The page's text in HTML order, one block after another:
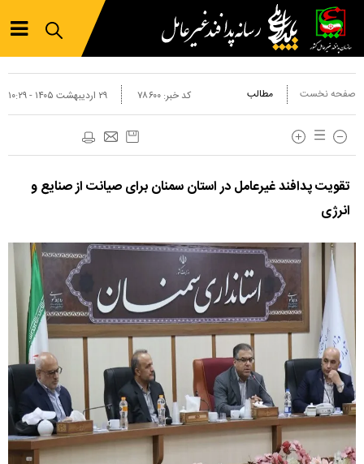
صفحه نخست مطالب ۲۹ ارديبهشت ۱۴۰۵ - ۱۰:۲۹ کد خبر:۷۸۶۰۰
تقویت پدافند غیرعامل در استان سمنان برای صیانت از صنایع و
انرژی